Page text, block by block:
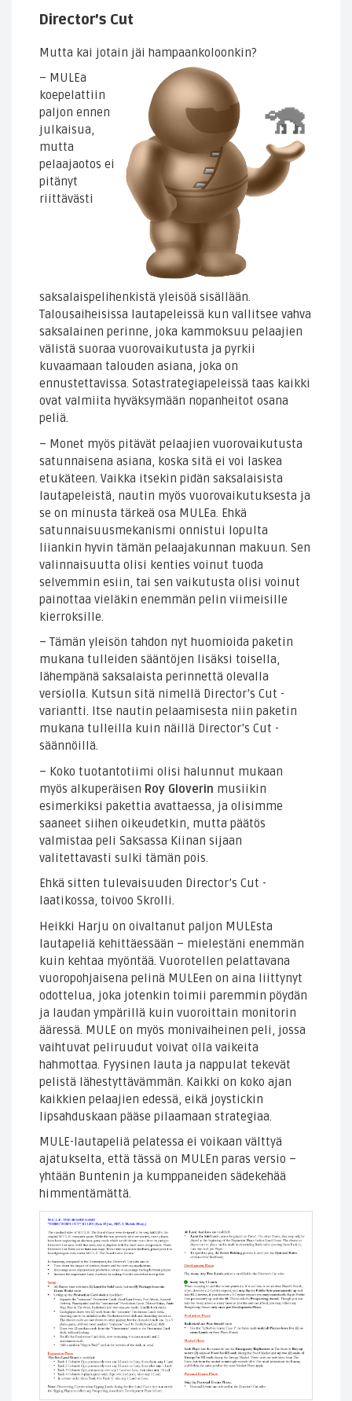
Director’s Cut
Mutta kai jotain jäi hampaankoloonkin?
– MULEa
koepelattiin
paljon ennen
julkaisua,
mutta
pelaajaotos ei
pitänyt
riittävästi
saksalaispelihenkistä yleisöä sisällään.
Talousaiheisissa lautapeleissä kun vallitsee vahva
saksalainen perinne, joka kammoksuu pelaajien
välistä suoraa vuorovaikutusta ja pyrkii
kuvaamaan talouden asiana, joka on
ennustettavissa. Sotastrategiapeleissä taas kaikki
ovat valmiita hyväksymään nopanheitot osana
peliä.
– Monet myös pitävät pelaajien vuorovaikutusta
satunnaisena asiana, koska sitä ei voi laskea
etukäteen. Vaikka itsekin pidän saksalaisista
lautapeleistä, nautin myös vuorovaikutuksesta ja
se on minusta tärkeä osa MULEa. Ehkä
satunnaisuusmekanismi onnistui lopulta
liiankin hyvin tämän pelaajakunnan makuun. Sen
valinnaisuutta olisi kenties voinut tuoda
selvemmin esiin, tai sen vaikutusta olisi voinut
painottaa vieläkin enemmän pelin viimeisille
kierroksille.
– Tämän yleisön tahdon nyt huomioida paketin
mukana tulleiden sääntöjen lisäksi toisella,
lähempänä saksalaista perinnettä olevalla
versiolla. Kutsun sitä nimellä Director’s Cut -
variantti. Itse nautin pelaamisesta niin paketin
mukana tulleilla kuin näillä Director’s Cut -
säännöillä.
– Koko tuotantotiimi olisi halunnut mukaan
myös alkuperäisen Roy Gloverin musiikin
esimerkiksi pakettia avattaessa, ja olisimme
saaneet siihen oikeudetkin, mutta päätös
valmistaa peli Saksassa Kiinan sijaan
valitettavasti sulki tämän pois.
Ehkä sitten tulevaisuuden Director’s Cut -
laatikossa, toivoo Skrolli.
Heikki Harju on oivaltanut paljon MULEsta
lautapeliä kehittäessään – mielestäni enemmän
kuin kehtaa myöntää. Vuorotellen pelattavana
vuoropohjaisena pelinä MULEen on aina liittynyt
odottelua, joka jotenkin toimii paremmin pöydän
ja laudan ympärillä kuin vuoroittain monitorin
ääressä. MULE on myös monivaiheinen peli, jossa
vaihtuvat peliruudut voivat olla vaikeita
hahmottaa. Fyysinen lauta ja nappulat tekevät
pelistä lähestyttävämmän. Kaikki on koko ajan
kaikkien pelaajien edessä, eikä joystickin
lipsahduskaan pääse pilaamaan strategiaa.
MULE-lautapeliä pelatessa ei voikaan välttyä
ajatukselta, että tässä on MULEn paras versio –
yhtään Buntenin ja kumppaneiden sädekehää
himmentämättä.